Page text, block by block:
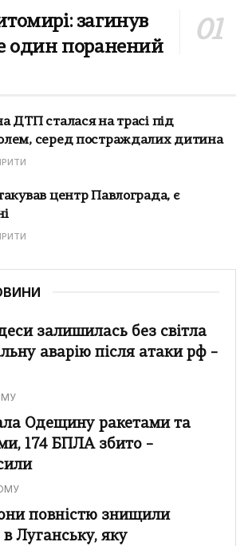
загинув
один поранений
ДТП сталася на трасі під
серед постраждалих дитина
центр Павлограда, є
залишилась без світла
аварію після атаки рф –
Одещину ракетами та
174 БПЛА збито –
повністю знищили
Луганську, яку